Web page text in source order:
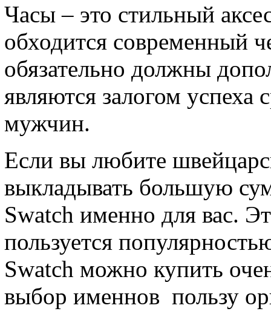
Часы – это стильный
обходится современный
обязательно должны
являются залогом
мужчин.
Если вы любите
выкладывать большую
Swatch именно для вас.
пользуется
Swatch можно купить
выбор именнов пользу